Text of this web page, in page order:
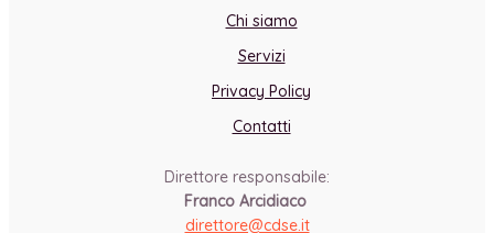
Chi siamo
Servizi
Privacy Policy
Contatti
Direttore responsabile:
Franco Arcidiaco
direttore@cdse.it